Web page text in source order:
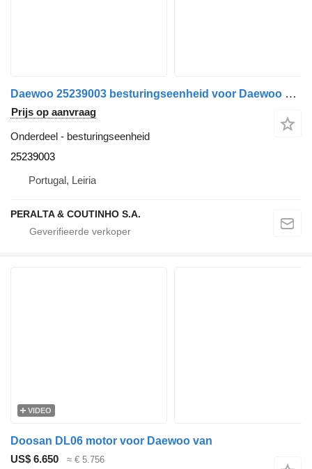
Daewoo 25239003 besturingseenheid voor Daewoo vrachtwagen
Prijs op aanvraag
Onderdeel - besturingseenheid
25239003
Portugal, Leiria
PERALTA & COUTINHO S.A.
VIDEO
Doosan DL06 motor voor Daewoo van
US$ 6.650
≈ € 5.756